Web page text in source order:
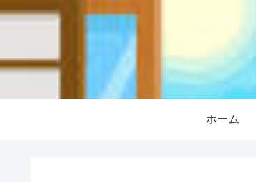
ホーム